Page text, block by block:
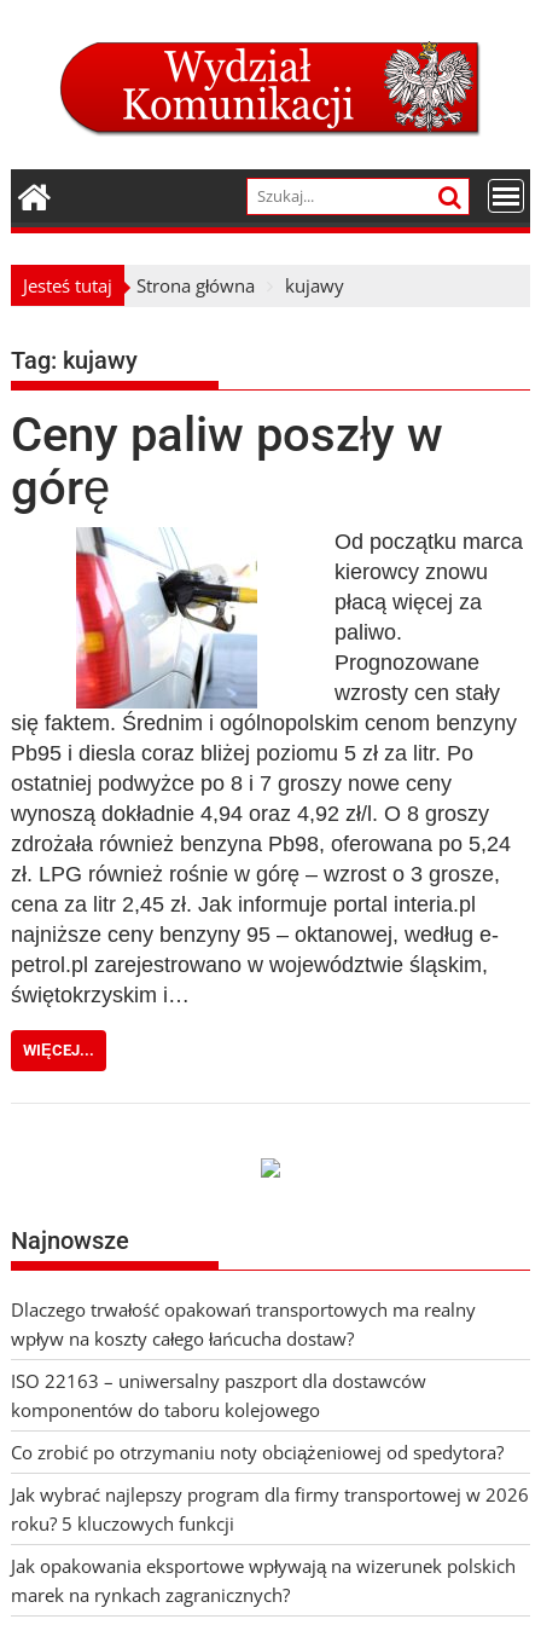
Jesteś tutaj Strona główna kujawy
Tag: kujawy
Ceny paliw poszły w
górę
Od początku marca
kierowcy znowu
płacą więcej za
paliwo.
Prognozowane
wzrosty cen stały
się faktem. Średnim i ogólnopolskim cenom benzyny
Pb95 i diesla coraz bliżej poziomu 5 zł za litr. Po
ostatniej podwyżce po 8 i 7 groszy nowe ceny
wynoszą dokładnie 4,94 oraz 4,92 zł/l. O 8 groszy
zdrożała również benzyna Pb98, oferowana po 5,24
zł. LPG również rośnie w górę – wzrost o 3 grosze,
cena za litr 2,45 zł. Jak informuje portal interia.pl
najniższe ceny benzyny 95 – oktanowej, według e-
petrol.pl zarejestrowano w województwie śląskim,
świętokrzyskim i…
WIĘCEJ...
Najnowsze
Dlaczego trwałość opakowań transportowych ma realny
wpływ na koszty całego łańcucha dostaw?
ISO 22163 – uniwersalny paszport dla dostawców
komponentów do taboru kolejowego
Co zrobić po otrzymaniu noty obciążeniowej od spedytora?
Jak wybrać najlepszy program dla firmy transportowej w 2026
roku? 5 kluczowych funkcji
Jak opakowania eksportowe wpływają na wizerunek polskich
marek na rynkach zagranicznych?